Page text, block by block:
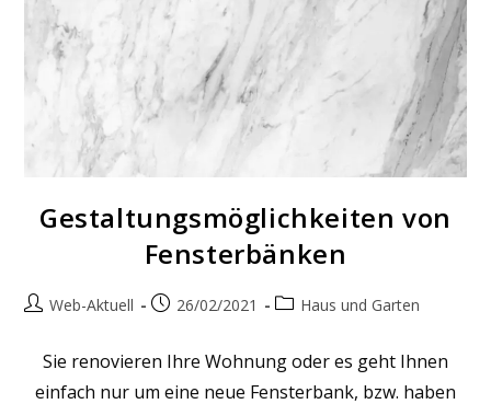
Gestaltungsmöglichkeiten von
Fensterbänken
Beitrags-
Web-Aktuell
Beitrag26/02/2021
Beitrags-
Haus und Garten
Sie renovieren Ihre Wohnung oder es geht Ihnen
einfach nur um eine neue Fensterbank, bzw. haben